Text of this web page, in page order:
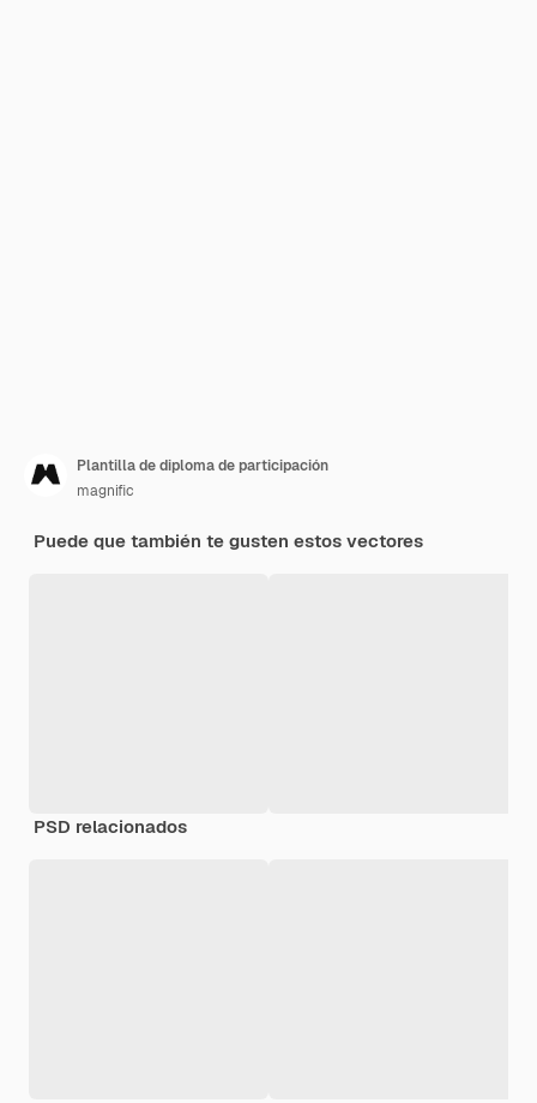
Plantilla de diploma de participación
magnific
Puede que también te gusten estos vectores
PSD relacionados